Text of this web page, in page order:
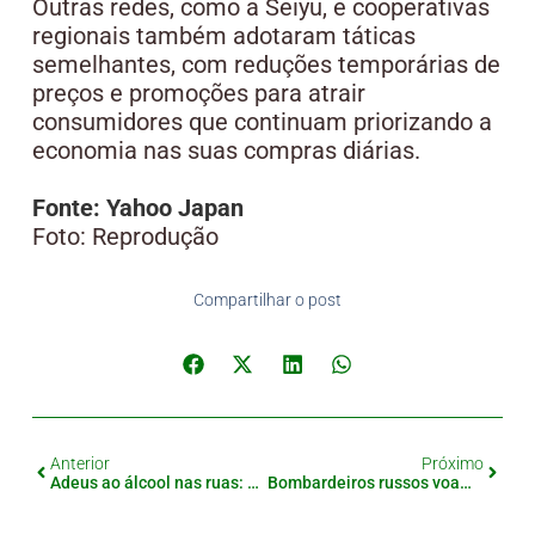
Outras redes, como a Seiyu, e cooperativas
regionais também adotaram táticas
semelhantes, com reduções temporárias de
preços e promoções para atrair
consumidores que continuam priorizando a
economia nas suas compras diárias.
Fonte: Yahoo Japan
Foto: Reprodução
Compartilhar o post
Anterior
Adeus ao álcool nas ruas: Shibuya dá um basta ao caos!
Próximo
Bombardeiros russos voam acompanhados de caças próximo ao Japão